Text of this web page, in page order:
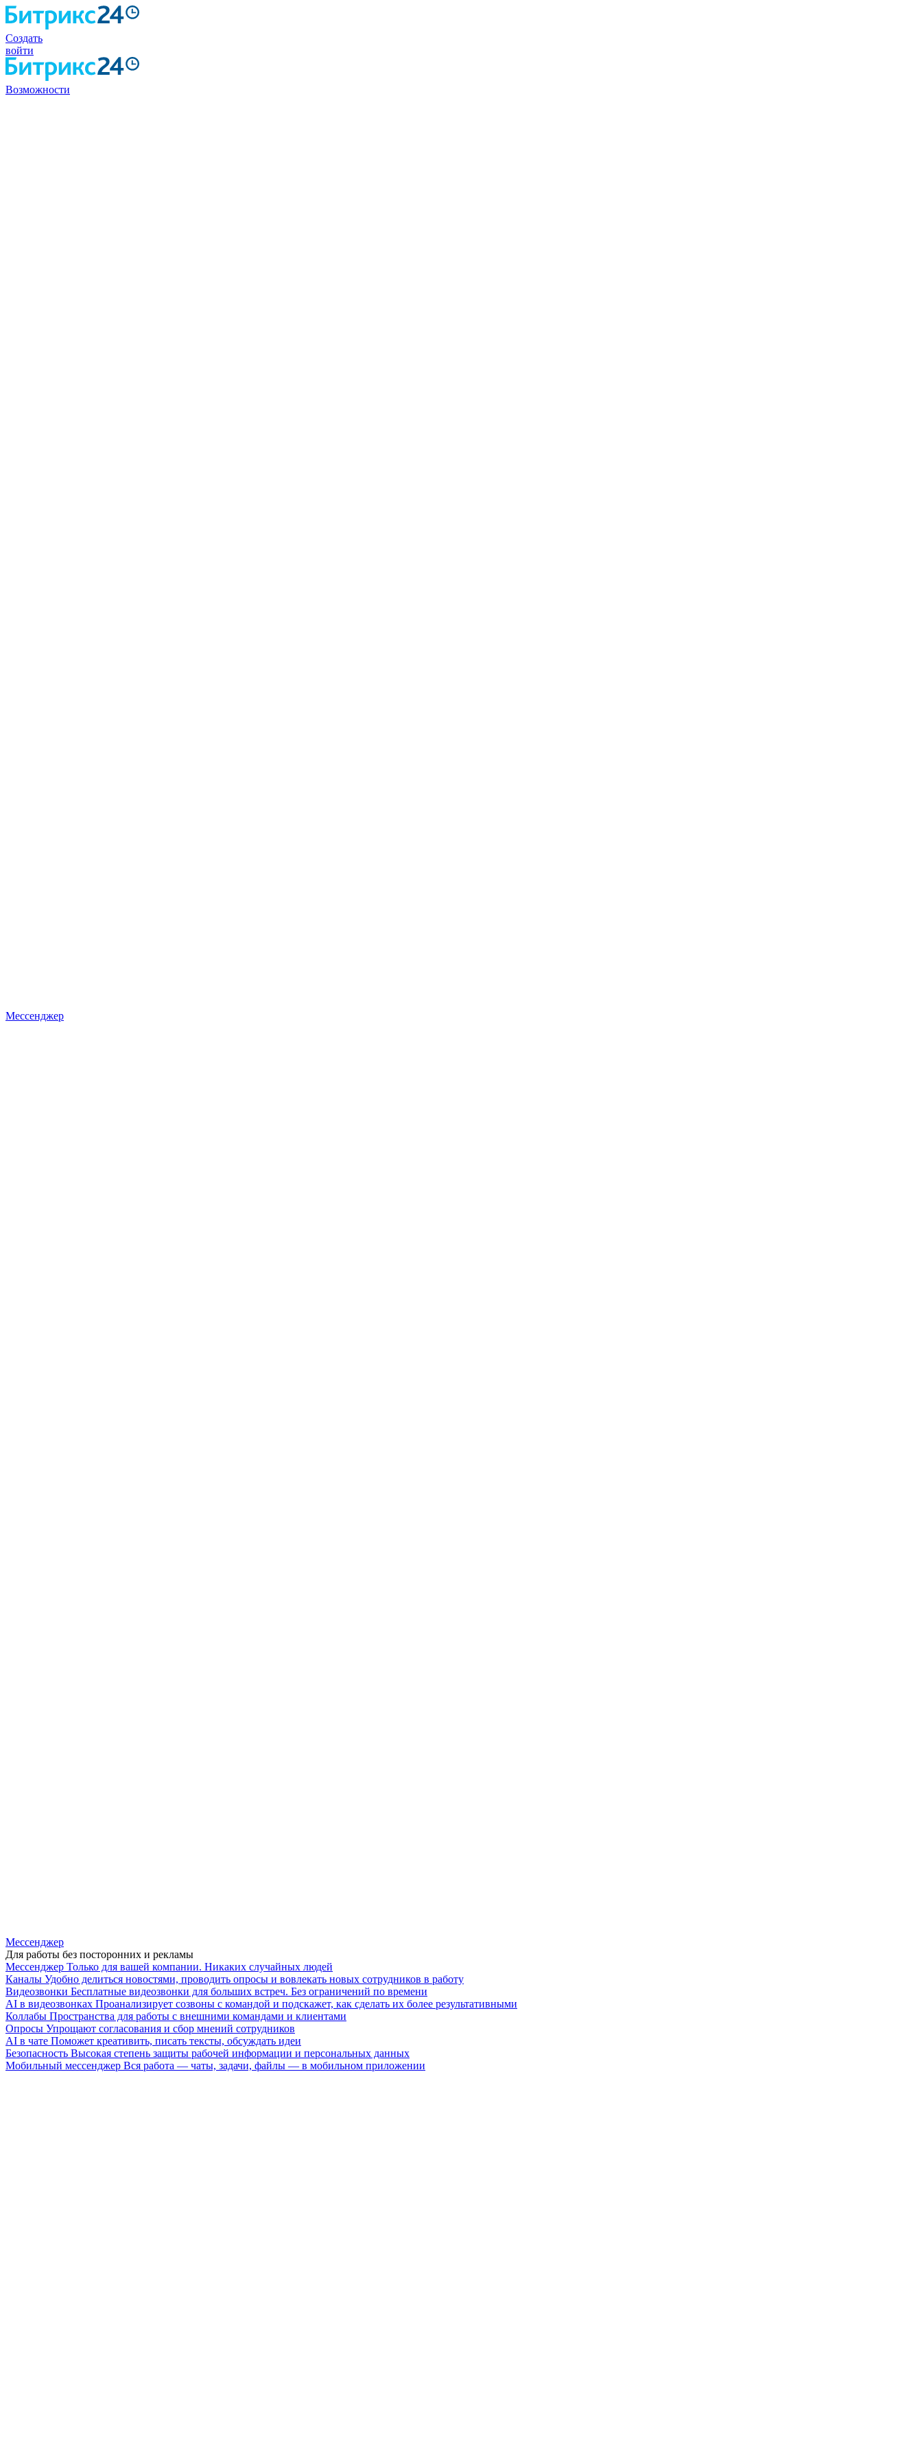
Создать
войти
Возможности
Мессенджер
Мессенджер
Для работы без посторонних и рекламы
Мессенджер Только для вашей компании. Никаких случайных людей
Каналы Удобно делиться новостями, проводить опросы и вовлекать новых сотрудников в работу
Видеозвонки Бесплатные видеозвонки для больших встреч. Без ограничений по времени
AI в видеозвонках Проанализирует созвоны с командой и подскажет, как сделать их более результативными
Коллабы Пространства для работы с внешними командами и клиентами
Опросы Упрощают согласования и сбор мнений сотрудников
AI в чате Поможет креативить, писать тексты, обсуждать идеи
Безопасность Высокая степень защиты рабочей информации и персональных данных
Мобильный мессенджер Вся работа — чаты, задачи, файлы — в мобильном приложении